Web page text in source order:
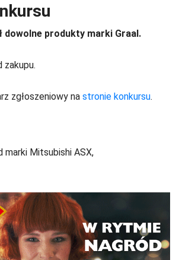
dowolne produkty marki Graal.
zakupu.
zgłoszeniowy na stronie konkursu.
marki Mitsubishi ASX,